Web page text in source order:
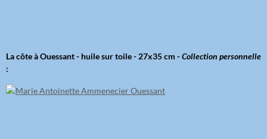
La côte à Ouessant - huile sur toile - 27x35 cm -Collection personnelle
: